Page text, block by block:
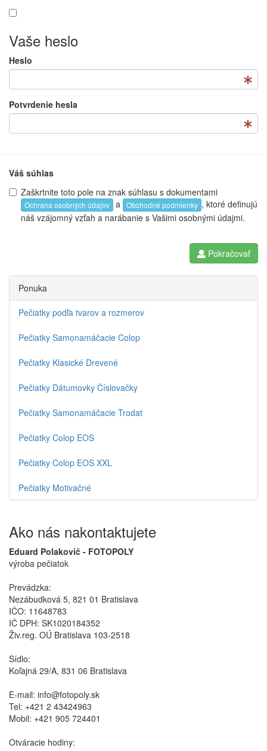
Vaše heslo
Heslo
Potvrdenie hesla
Váš súhlas
Zaškrtnite toto pole na znak súhlasu s dokumentami
Ochrana osobných údajov a Obchodné podmienky , ktoré definujú
náš vzájomný vzťah a narábanie s Vašimi osobnými údajmi.
Pokračovať
Ponuka
Pečiatky podľa tvarov a rozmerov
Pečiatky Samonamáčacie Colop
Pečiatky Klasické Drevené
Pečiatky Dátumovky Číslovačky
Pečiatky Samonamáčacie Trodat
Pečiatky Colop EOS
Pečiatky Colop EOS XXL
Pečiatky Motivačné
Ako nás nakontaktujete
Eduard Polakovič - FOTOPOLY
výroba pečiatok
Prevádzka:
Nezábudková 5, 821 01 Bratislava
IČO: 11648783
IČ DPH: SK1020184352
Živ.reg. OÚ Bratislava 103-2518
Sídlo:
Koľajná 29/A, 831 06 Bratislava
E-mail: info@fotopoly.sk
Tel: +421 2 43424963
Mobil: +421 905 724401
Otváracie hodiny: